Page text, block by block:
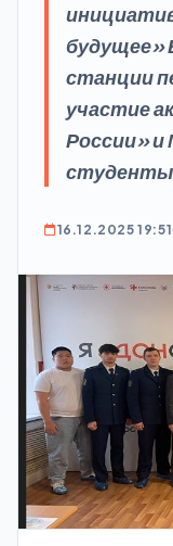
будущее»
станции
участие
России»
студенты
16.12.2025 19:51